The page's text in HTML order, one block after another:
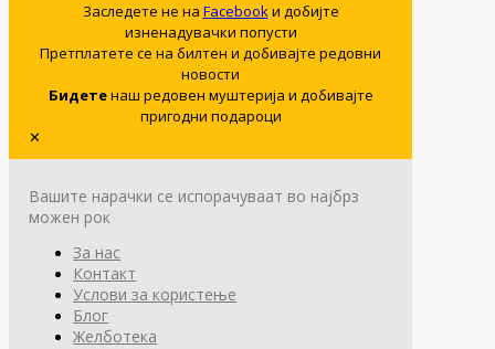
Заследете не на Facebookи добијте
изненадувачки попусти
Претплатете се на билтен и добивајте редовни
новости
Бидетенаш редовен муштерија и добивајте
пригодни подароци
✕
Вашите нарачки се испорачуваат во најбрз
можен рок
За нас
Контакт
Услови за користење
Блог
Желботека